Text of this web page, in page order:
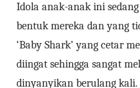
Idola anak-anak ini
bentuk mereka dan yang
‘Baby Shark’ yang cetar
diingat sehingga sangat
dinyanyikan berulang kali.